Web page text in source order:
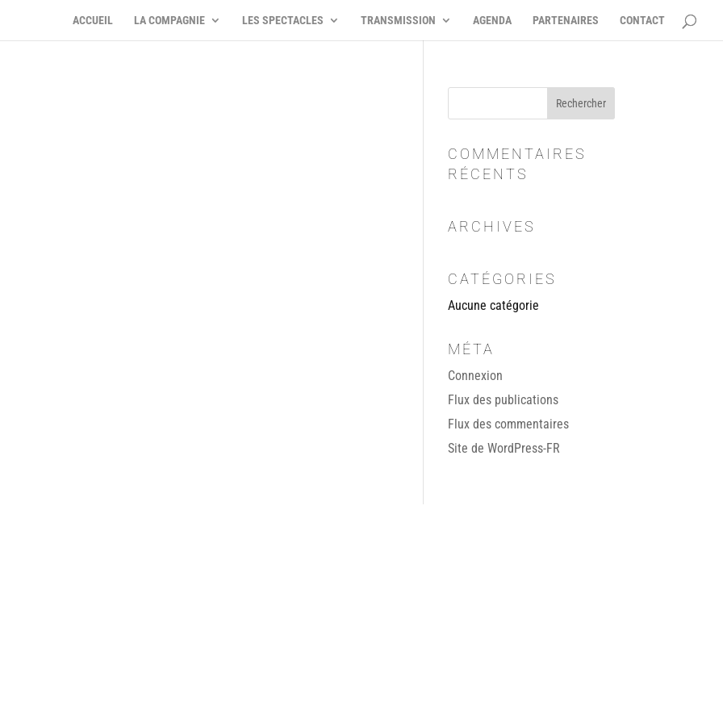
ACCUEIL LA COMPAGNIE LES SPECTACLES TRANSMISSION AGENDA PARTENAIRES CONTACT
COMMENTAIRES
RÉCENTS
ARCHIVES
CATÉGORIES
Aucune catégorie
MÉTA
Connexion
Flux des publications
Flux des commentaires
Site de WordPress-FR